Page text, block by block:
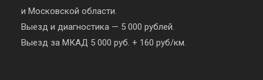
и Московской области.
Выезд и диагностика — 5 000 рублей.
Выезд за МКАД 5 000 руб. + 160 руб/км.